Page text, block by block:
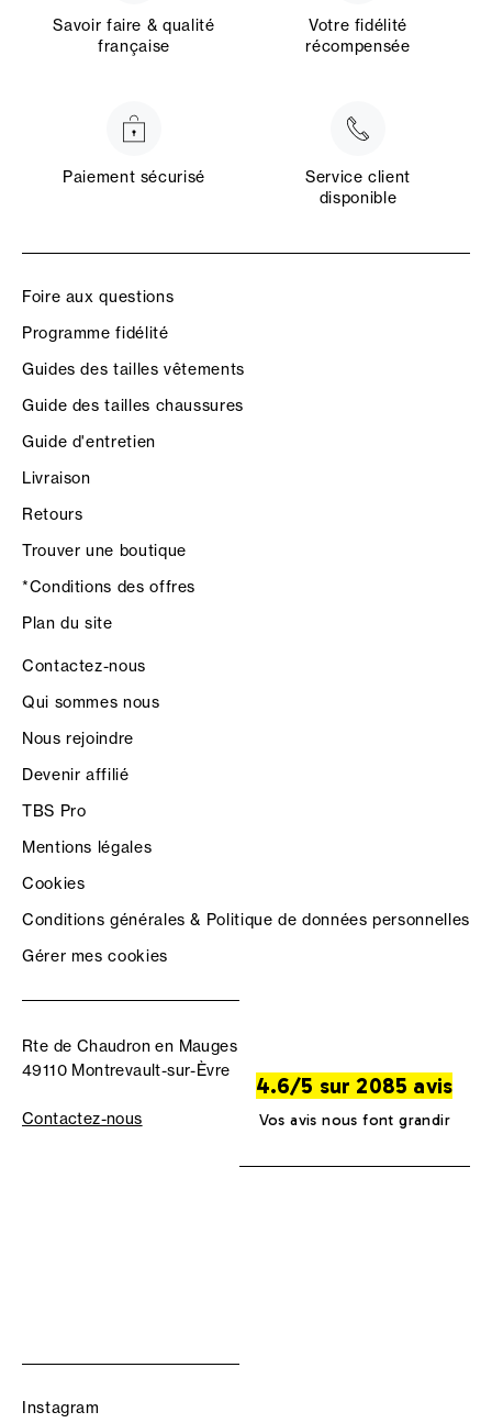
Savoir faire & qualité
française
Votre fidélité
récompensée
Paiement sécurisé
Service client
disponible
Foire aux questions
Programme fidélité
Guides des tailles vêtements
Guide des tailles chaussures
Guide d'entretien
Livraison
Retours
Trouver une boutique
*Conditions des offres
Plan du site
Contactez-nous
Qui sommes nous
Nous rejoindre
Devenir affilié
TBS Pro
Mentions légales
Cookies
Conditions générales & Politique de données personnelles
Gérer mes cookies
Rte de Chaudron en Mauges
49110 Montrevault-sur-Èvre
Contactez-nous
4.6/5 sur 2085 avis
Vos avis nous font grandir
Instagram